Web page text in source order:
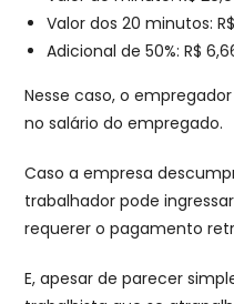
Valor dos 20 minutos:
Adicional de 50%: R$
Nesse caso, o
no salário do empregado.
Caso a empresa
trabalhador pode
requerer o pagamento
E, apesar de parecer